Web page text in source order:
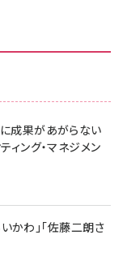
成果があがらない
ィング・マネジメン
かわ」「佐藤二朗さ